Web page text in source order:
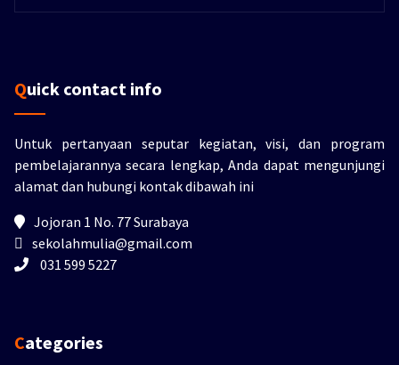
Quick contact info
Untuk pertanyaan seputar kegiatan, visi, dan program
pembelajarannya secara lengkap, Anda dapat mengunjungi
alamat dan hubungi kontak dibawah ini
Jojoran 1 No. 77 Surabaya
sekolahmulia@gmail.com
031 599 5227
Categories